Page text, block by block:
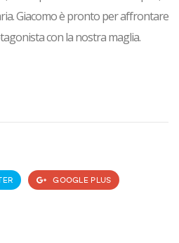
Giacomo è pronto per affrontare
con la nostra maglia.
GOOGLE PLUS